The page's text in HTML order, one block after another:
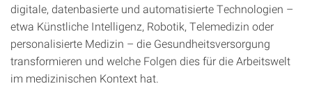
digitale, datenbasierte und automatisierte Technologien –
etwa Künstliche Intelligenz, Robotik, Telemedizin oder
personalisierte Medizin – die Gesundheitsversorgung
transformieren und welche Folgen dies für die Arbeitswelt
im medizinischen Kontext hat.